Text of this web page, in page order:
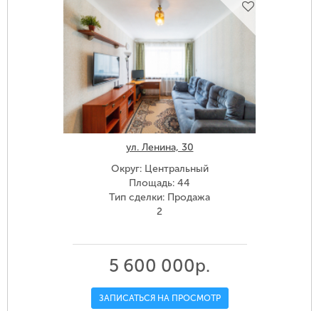
ул. Ленина, 30
Округ: Центральный
Площадь: 44
Тип сделки: Продажа
2
5 600 000р.
ЗАПИСАТЬСЯ НА ПРОСМОТР